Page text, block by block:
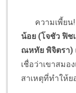
ความเพี้ยน!!
น้อย (โจชัว ฟิช
ณหทัย พิจิตรา)
เชื่อว่าเขาสมอ
สาเหตุที่ทำให้ย